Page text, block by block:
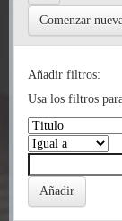
Comenzar
Añadir filtros:
Usa los filtros